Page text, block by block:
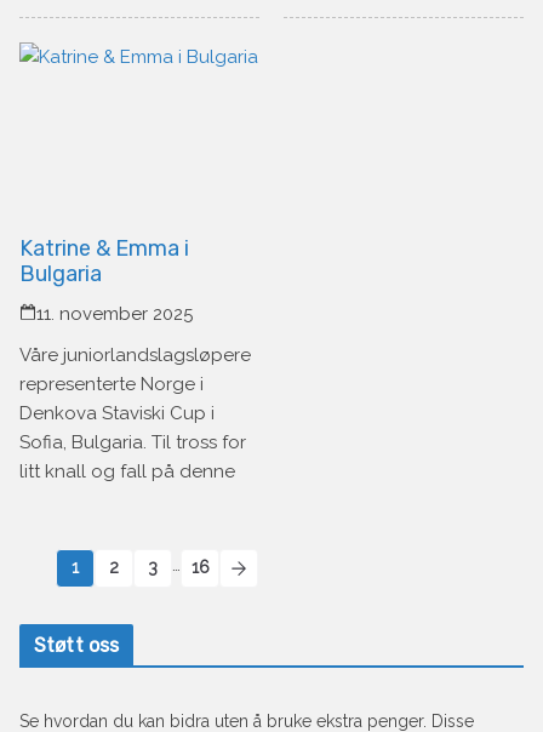
Katrine & Emma i
Bulgaria
11. november 2025
Våre juniorlandslagsløpere
representerte Norge i
Denkova Staviski Cup i
Sofia, Bulgaria. Til tross for
litt knall og fall på denne
1 2 3 16
Støtt oss
Se hvordan du kan bidra uten å bruke ekstra penger. Disse